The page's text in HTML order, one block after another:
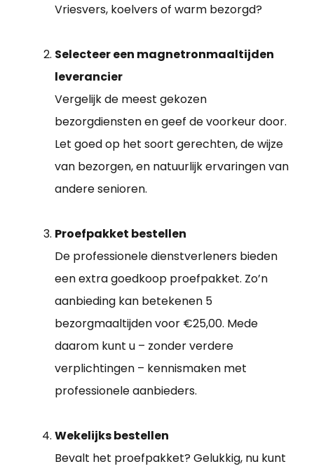
Vriesvers, koelvers of warm bezorgd?
Selecteer een magnetronmaaltijden
leverancier
Vergelijk de meest gekozen
bezorgdiensten en geef de voorkeur door.
Let goed op het soort gerechten, de wijze
van bezorgen, en natuurlijk ervaringen van
andere senioren.
Proefpakket bestellen
De professionele dienstverleners bieden
een extra goedkoop proefpakket. Zo’n
aanbieding kan betekenen 5
bezorgmaaltijden voor €25,00. Mede
daarom kunt u – zonder verdere
verplichtingen – kennismaken met
professionele aanbieders.
Wekelijks bestellen
Bevalt het proefpakket? Gelukkig, nu kunt